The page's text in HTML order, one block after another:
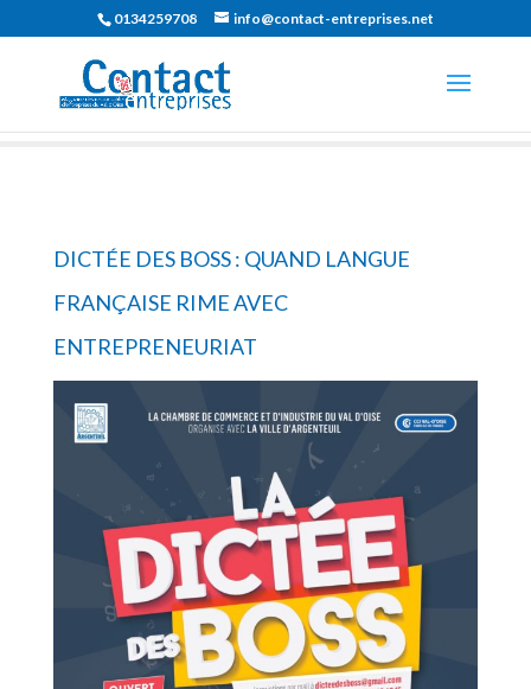
0134259708 info@contact-entreprises.net
DICTÉE DES BOSS : QUAND LANGUE
FRANÇAISE RIME AVEC
ENTREPRENEURIAT